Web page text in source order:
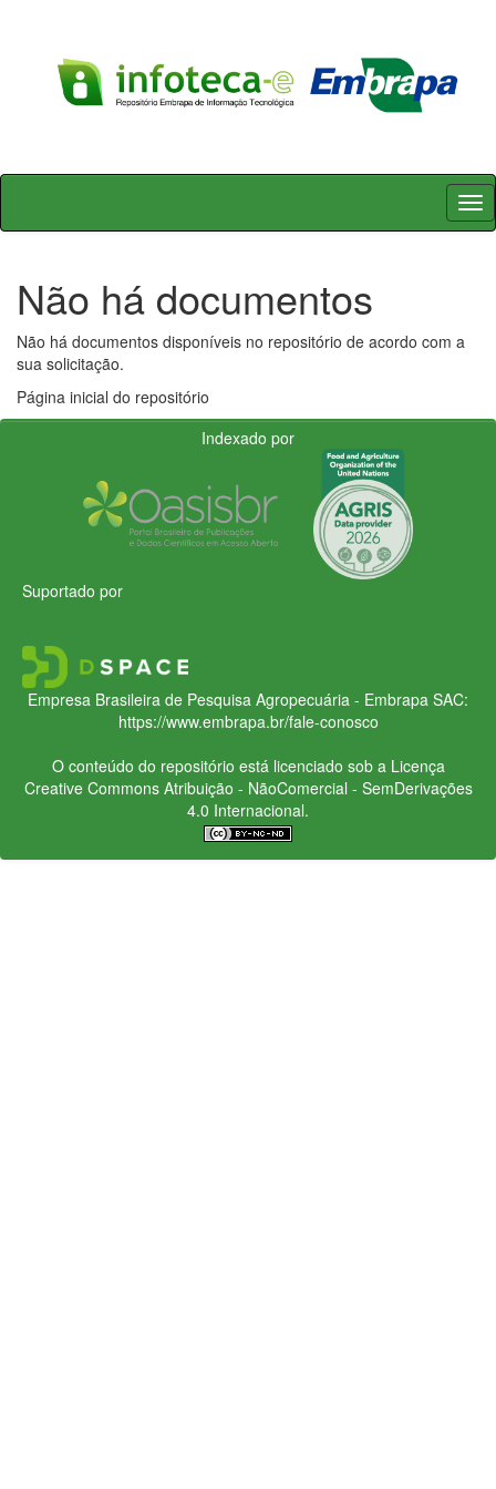
Skip
Não há documentos
Não há documentos disponíveis no repositório de acordo com a
sua solicitação.
Página inicial do repositório
Indexado por
Suportado por
Empresa Brasileira de Pesquisa Agropecuária - Embrapa SAC:
https://www.embrapa.br/fale-conosco
O conteúdo do repositório está licenciado sob a Licença
Creative CommonsAtribuição - NãoComercial - SemDerivações
4.0 Internacional.